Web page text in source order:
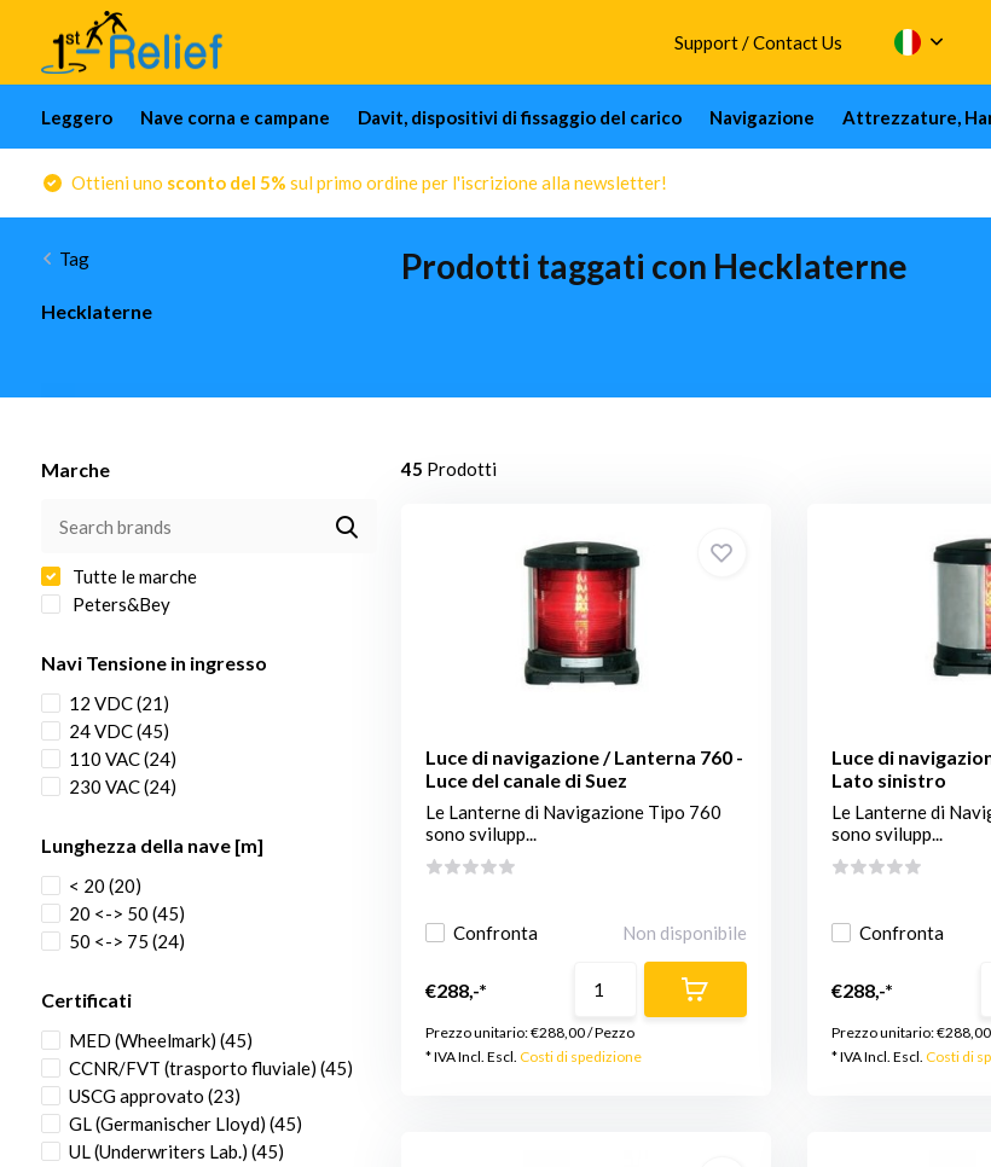
Support / Contact Us
Leggero Nave corna e campane Davit, dispositivi di fissaggio del carico Navigazione Attrezzature,
Ottieni uno sconto del 5% sul primo ordine per l'iscrizione alla newsletter!
Tag
Hecklaterne
Prodotti taggati con Hecklaterne
Marche
Tutte le marche
Peters&Bey
Navi Tensione in ingresso
12 VDC(21)
24 VDC(45)
110 VAC(24)
230 VAC(24)
Lunghezza della nave [m]
< 20 (20)
20 <-> 50 (45)
50 <-> 75 (24)
Certificati
MED (Wheelmark) (45)
CCNR/FVT (trasporto fluviale) (45)
USCG approvato (23)
GL (Germanischer Lloyd) (45)
UL (Underwriters Lab.) (45)
45 Prodotti
Luce di navigazione / Lanterna 760 -
Luce del canale di Suez
Le Lanterne di Navigazione Tipo 760
sono svilupp...
Confronta Non disponibile
€288,-*
Prezzo unitario:€288,00/Pezzo
* IVA Incl. Escl. Costi di spedizione
Luce di
Lato sinistro
Le Lanterne di
sono svilupp...
Confronta
€288,-*
Prezzo unitario:€288,00
* IVA Incl. Escl. Costi di